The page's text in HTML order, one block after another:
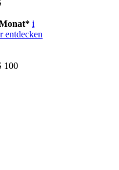
i
entdecken
100